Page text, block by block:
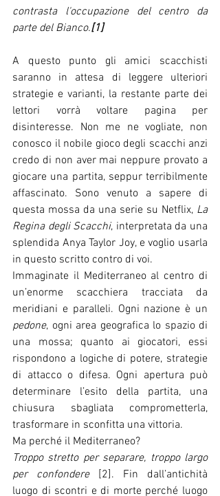
contrasta l'occupazione del centro da
parte del Bianco.[1]
A questo punto gli amici scacchisti
saranno in attesa di leggere ulteriori
strategie e varianti, la restante parte dei
lettori vorrà voltare pagina per
disinteresse. Non me ne vogliate, non
conosco il nobile gioco degli scacchi anzi
credo di non aver mai neppure provato a
giocare una partita, seppur terribilmente
affascinato. Sono venuto a sapere di
questa mossa da una serie su Netflix, La
Regina degli Scacchi, interpretata da una
splendida Anya Taylor Joy, e voglio usarla
in questo scritto contro di voi.
Immaginate il Mediterraneo al centro di
un’enorme scacchiera tracciata da
pedone, ogni area geografica lo spazio di
una mossa; quanto ai giocatori, essi
rispondono a logiche di potere, strategie
di attacco o difesa. Ogni apertura può
determinare l’esito della partita, una
chiusura sbagliata comprometterla,
trasformare in sconfitta una vittoria.
Ma perché il Mediterraneo?
Troppo stretto per separare, troppo largo
per confondere [2]. Fin dall’antichità
luogo di scontri e di morte perché luogo